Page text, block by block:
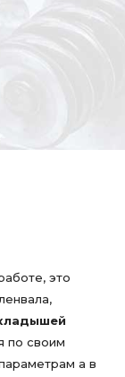
это
по своим
а в